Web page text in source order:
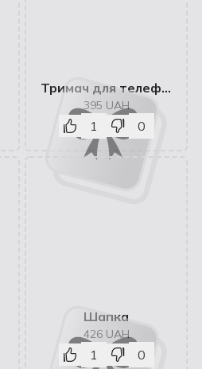
Тримач для телефону
395 UAH
1 0
Шапка
426 UAH
1 0